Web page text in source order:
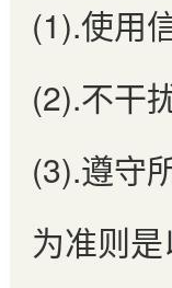
(1).使用
(2).不干
(3).遵守
为准则